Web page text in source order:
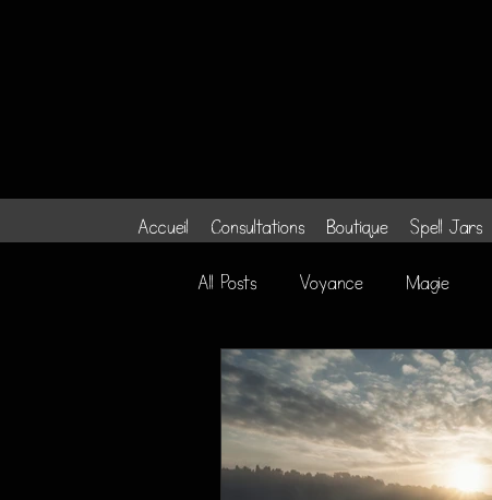
Accueil Consultations Boutique Spell Jars
All Posts Voyance Magie